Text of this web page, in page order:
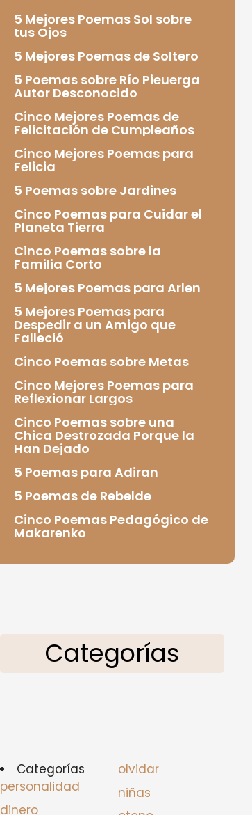
5 Mejores Poemas Sol sobre
tus Ojos
5 Mejores Poemas de Soltero
5 Poemas sobre Río Pieuerga
Autor Desconocido
Cinco Mejores Poemas de
Felicitación de Cumpleaños
Cinco Mejores Poemas para
Felicia
5 Poemas sobre Jardines
Cinco Poemas para Cuidar el
Planeta Tierra
Cinco Poemas sobre la
Familia Corto
5 Mejores Poemas para Arlen
5 Mejores Poemas para
Despedir a un Amigo que
Falleció
Cinco Poemas sobre Metas
Cinco Mejores Poemas para
Reflexionar Largos
Cinco Poemas sobre una
Chica Destrozada Porque la
Han Dejado
5 Poemas para Adiran
5 Poemas de Rebelde
Cinco Poemas Pedagógico de
Makarenko
Categorías
Categorías
personalidad
dinero
olvidar
niñas